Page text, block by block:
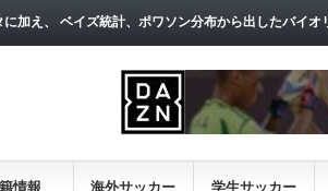
加え、 ベイズ統計、ポワソン分布から出したバイオ
情報 海外サッカー 学生サッカー